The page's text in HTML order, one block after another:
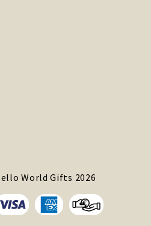
World Gifts 2026